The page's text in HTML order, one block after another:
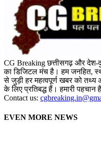
CG Breaking छत्तीसगढ़ और देश-
का डिजिटल मंच है। हम जनहित,
से जुड़ी हर महत्वपूर्ण खबर को तथ्य
के लिए प्रतिबद्ध हैं। हमारी
Contact us:
EVEN MORE NEWS